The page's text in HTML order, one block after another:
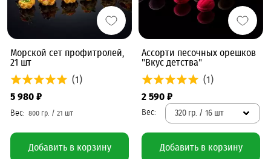
Морской сет профитролей,
21 шт
(1)
5 980 ₽
Добавить в корзину
Ассорти песочных орешков
"Вкус детства"
(1)
2 590 ₽
320 гр. / 16 шт
Добавить в корзину